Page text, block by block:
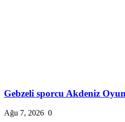
Gebzeli sporcu Akdeniz
Ağu 7, 2026 0